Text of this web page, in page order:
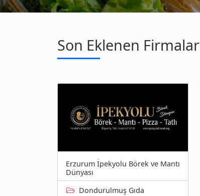
Son Eklenen Firmalar
Erzurum İpekyolu Börek ve Mantı
Dünyası
Dondurulmuş Gıda